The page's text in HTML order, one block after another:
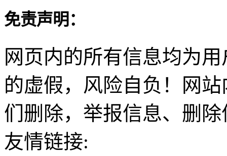
免责声明：
网页内的所有信息均为
的虚假，风险自负！网
们删除，举报信息、删
友情链接: